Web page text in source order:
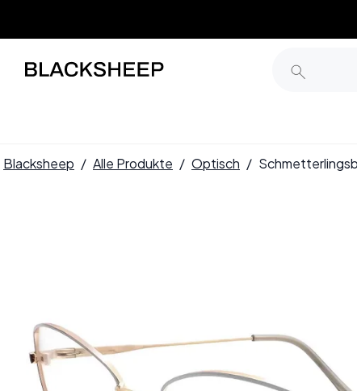
Blacksheep / Alle Produkte / Optisch /